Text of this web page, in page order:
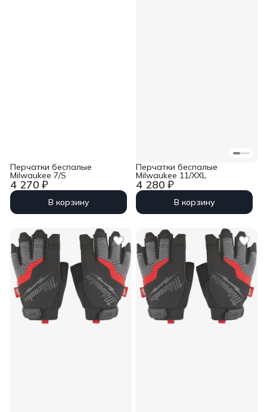
4 270 ₽
Перчатки беспалые
Milwaukee 7/S
В корзину
4 280 ₽
Перчатки беспалые
Milwaukee 11/XXL
В корзину